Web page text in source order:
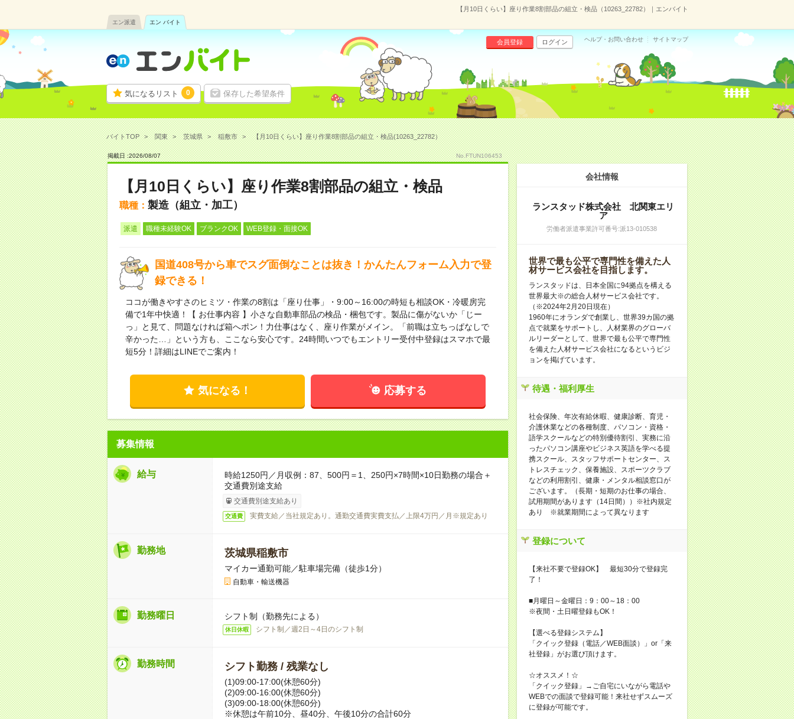
【月10日くらい】座り作業8割部品の組立・検品（10263_22782）｜エンバイト
エン派遣 エン バイト
気になるリスト 0 保存した希望条件
会員登録 ログイン ヘルプ・お問い合わせ サイトマップ
バイトTOP 関東 茨城県 稲敷市 【月10日くらい】座り作業8割部品の組立・検品(10263_22782）
掲載日 :2026/08/07 No.FTUN106453
【月10日くらい】座り作業8割部品の組立・検品
職種： 製造（組立・加工）
派遣 職種未経験OK ブランクOK WEB登録・面接OK
国道408号から車でスグ面倒なことは抜き！かんたんフォーム入力で登
録できる！
ココが働きやすさのヒミツ・作業の8割は「座り仕事」・9:00～16:00の時短も相談OK・冷暖房完
備で1年中快適！【 お仕事内容 】小さな自動車部品の検品・梱包です。製品に傷がないか「じー
っ」と見て、問題なければ箱へポン！力仕事はなく、座り作業がメイン。「前職は立ちっぱなしで
辛かった…」という方も、ここなら安心です。24時間いつでもエントリー受付中登録はスマホで最
短5分！詳細はLINEでご案内！
気になる！ 応募する
募集情報
給与
時給1250円／月収例：87、500円＝1、250円×7時間×10日勤務の場合＋
交通費別途支給
交通費別途支給あり
交通費 実費支給／当社規定あり。通勤交通費実費支払／上限4万円／月※規定あり
勤務地 茨城県稲敷市
マイカー通勤可能／駐車場完備（徒歩1分）
自動車・輸送機器
勤務曜日 シフト制（勤務先による）
休日休暇 シフト制／週2日～4日のシフト制
勤務時間 シフト勤務 / 残業なし
(1)09:00-17:00(休憩60分)
(2)09:00-16:00(休憩60分)
(3)09:00-18:00(休憩60分)
※休憩は午前10分、昼40分、午後10分の合計60分
会社情報
ランスタッド株式会社 北関東エリ
ア
労働者派遣事業許可番号:派13-010538
世界で最も公平で専門性を備えた人
材サービス会社を目指します。
ランスタッドは、日本全国に94拠点を構える
世界最大※の総合人材サービス会社です。
（※2024年2月20日現在）
1960年にオランダで創業し、世界39カ国の拠
点で就業をサポートし、人材業界のグローバ
ルリーダーとして、世界で最も公平で専門性
を備えた人材サービス会社になるというビジ
ョンを掲げています。
待遇・福利厚生
社会保険、年次有給休暇、健康診断、育児・
介護休業などの各種制度、パソコン・資格・
語学スクールなどの特別優待割引、実務に沿
ったパソコン講座やビジネス英語を学べる提
携スクール、スタッフサポートセンター、ス
トレスチェック、保養施設、スポーツクラブ
などの利用割引、健康・メンタル相談窓口が
ございます。（長期・短期のお仕事の場合、
試用期間があります（14日間））※社内規定
あり ※就業期間によって異なります
登録について
【来社不要で登録OK】 最短30分で登録完
了！
■月曜日～金曜日：9：00～18：00
※夜間・土日曜登録もOK！
【選べる登録システム】
「クイック登録（電話／WEB面談）」or「来
社登録」がお選び頂けます。
☆オススメ！☆
「クイック登録」→ご自宅にいながら電話や
WEBでの面談で登録可能！来社せずスムーズ
に登録が可能です。